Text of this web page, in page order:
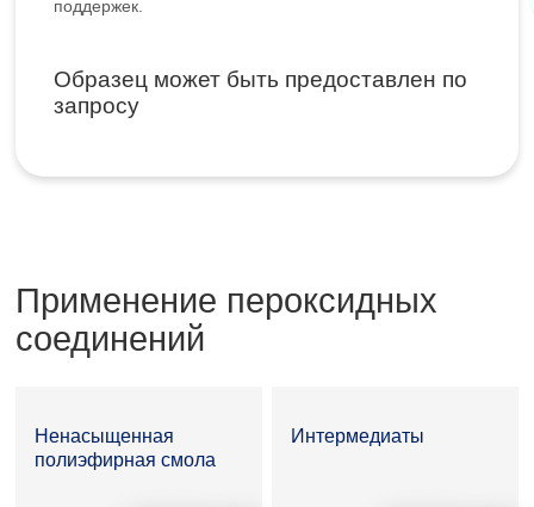
поддержек.
Образец может быть предоставлен по
запросу
Применение пероксидных
соединений
Ненасыщенная
полиэфирная смола
Интермедиаты